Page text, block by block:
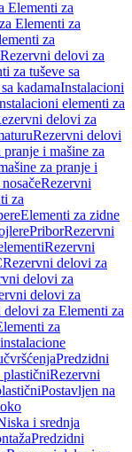
Elementi za
Elementi za
za
Rezervni delovi za
za tuševe sa
kadamaInstalacioni
elementi za
delovi za
Rezervni delovi
i mašine za
za pranje i
Rezervni
za
Elementi za zidne
PriborRezervni
Rezervni
Rezervni delovi za
delovi za
delovi za
delovi za Elementi za
za
Predzidni
Rezervni
Postavljen na
i srednja
Predzidni